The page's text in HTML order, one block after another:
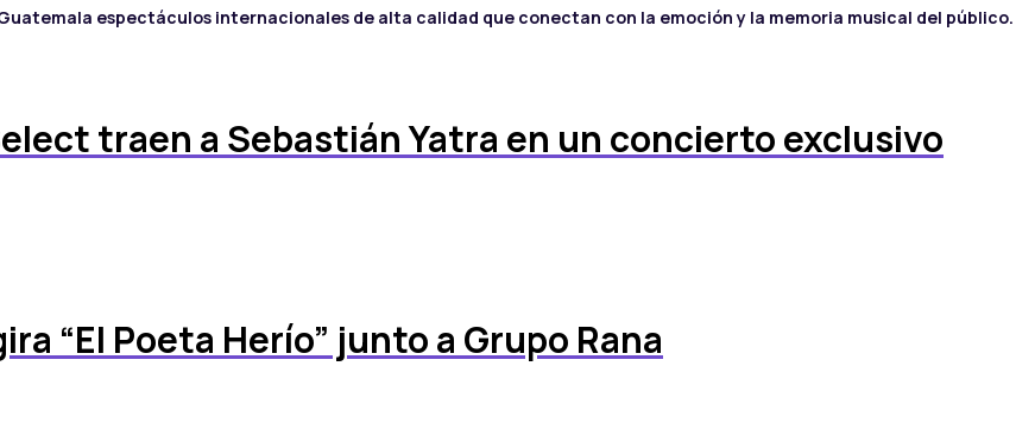
espectáculos internacionales de alta calidad que conectan con la emoción y la memoria musical del público.
traen a Sebastián Yatra en un concierto exclusivo
“El Poeta Herío” junto a Grupo Rana